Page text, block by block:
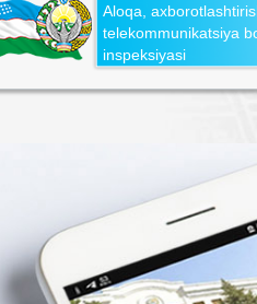
Aloqa,
telekommunikatsiya
inspeksiyasi